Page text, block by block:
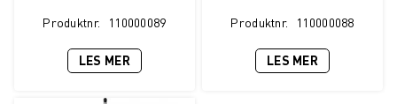
Produktnr. 110000089
LES MER
Produktnr. 110000088
LES MER